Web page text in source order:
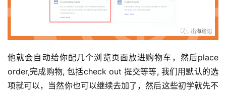
他就会自动给你配几个浏览页面放进购物车，然后place
order,完成购物, 包括check out 提交等等, 我们用默认的选
项就可以，当然你也可以继续去加了，然后这些初学就先不